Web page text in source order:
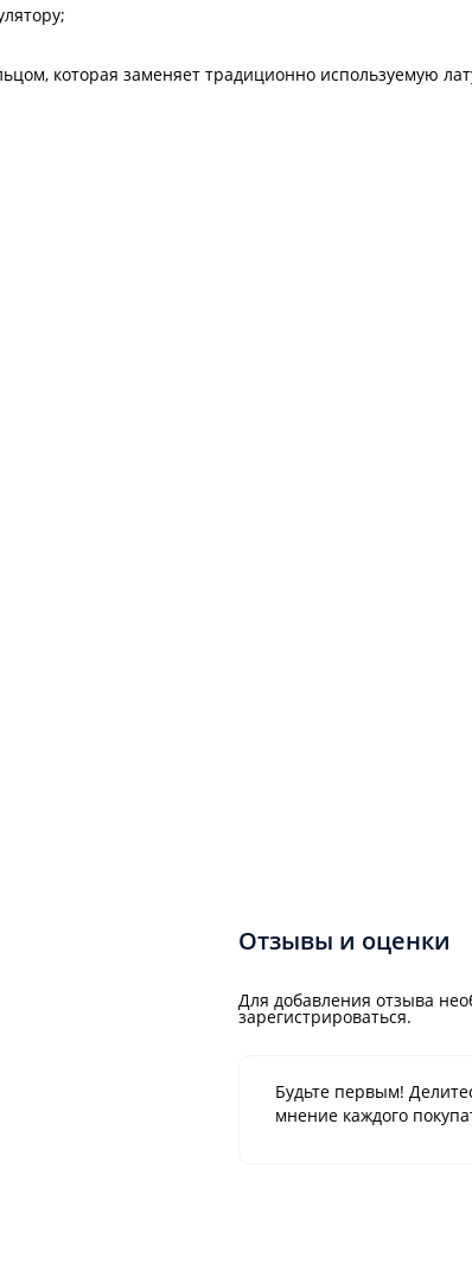
которая заменяет традиционно используемую
Отзывы и оценки
Для добавления отзыва
зарегистрироваться.
Будьте первым!
мнение каждого